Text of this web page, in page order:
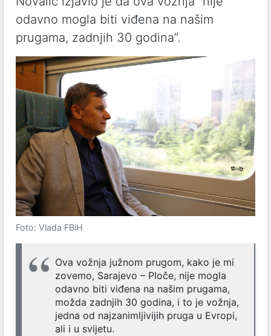
odavno mogla biti viđena na našim
prugama, zadnjih 30 godina”.
Foto: Vlada FBiH
Ova vožnja južnom prugom, kako je mi
zovemo, Sarajevo – Ploče, nije mogla
odavno biti viđena na našim prugama,
možda zadnjih 30 godina, i to je vožnja,
jedna od najzanimljivijih pruga u Evropi,
ali i u svijetu.